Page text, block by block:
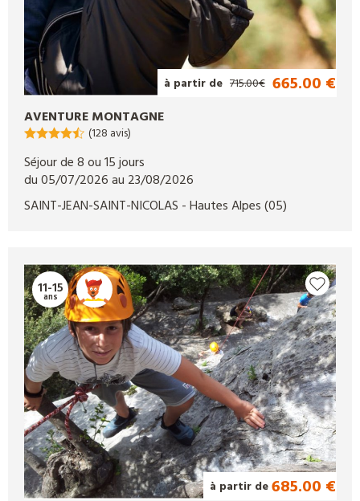
à partir de 715.00€ 665.00 €
AVENTURE MONTAGNE
(128 avis)
Séjour de 8 ou 15 jours
du 05/07/2026 au 23/08/2026
SAINT-JEAN-SAINT-NICOLAS - Hautes Alpes(05)
11-15
ans
à partir de685.00 €